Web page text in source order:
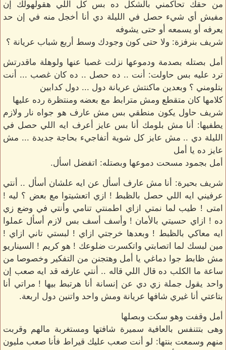
من حقك تحاكمني بالشكل ده بس كل اللي هقولهولك إن
مفيش أي شيء حصل في الليلة دي أنا أخجل منه في إن حد
يعرفه أو يسمعه أو حتى يشوفه
شريف بنرفزة: ولا حتى كون وجودك وسط أربع شباب عريانة ؟
أمل بصتله بصدمة ودموعها نزلت غصبا عنها ولوهلة ماقدرتش
ترد عليه بس حاولت: أنت .. ده حصل .. ده كان غصب ... أنت
بتلومني ؟ وبعدين ماكنتش عريانة دول ... دول كدابين
كلامها كان متقطع ومش مترابط مع بعضه ومنتظرة رده عليها
شريف حاول يكون منطقي بس مش عارف هو جواه نار ولازم
يطفيها: أنا مش بلومك أنا بس عايز أعرف ايه اللي حصل في
الليلة دي .. مش عايز كل شوية أتفاجيء بحاجة جديدة ... مش
عايز ده يا أمل
أمل بجمود مسحت دموعها وبصتله: اتفضل اسأل.
شريف بحيرة: أنا مش عارف أسأل عن ايه علشان أسأل .. أنتي
عرفيني ايه اللي حصل بالظبط ! ازي اتعشيتوا مع بعض ؟ ليه !
امتى ! طيب لما نمتي ازاي اطمنتي تنامي وأنتي في وضع زي
ده ! ازاي حسيتي بالأمان ! وأسف أسف بس لازم أسأل عملوا
ايه معاكي بالظبط ! وبعدها خرجتي ازاي ! لبستي تاني ازاي !
مين لبسك لما اتصابتي واتكسرت ضلوعك ! هو كريم ! السيناريو
مش ظابط جوا دماغي يا أمل وهتجنن من التفكير وخصوصا من
ساعة ما الكلب ده قال اللي قاله .. أنتي عارفه قد ايه صعب إن
واحد يقول جملة زي دي عن إنسانة أنا هرتبط بيها ! مراتي أنا
بتاعتي أنا غيري شافها عريانة ومش واحد واتنين دول اربعة.
أمل وقفت وهو سكت وبصلها
وهى بتتنفس بالعافية سميرة شافتها ومستغربة مالهم وقربت
منهم وسمعت بنتها: لو أنت صعب عليك قيراط فأنا صعب مليون